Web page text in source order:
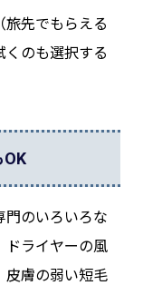
旅先でもらえる
のも選択する
門のいろいろな
ドライヤーの風
皮膚の弱い短毛